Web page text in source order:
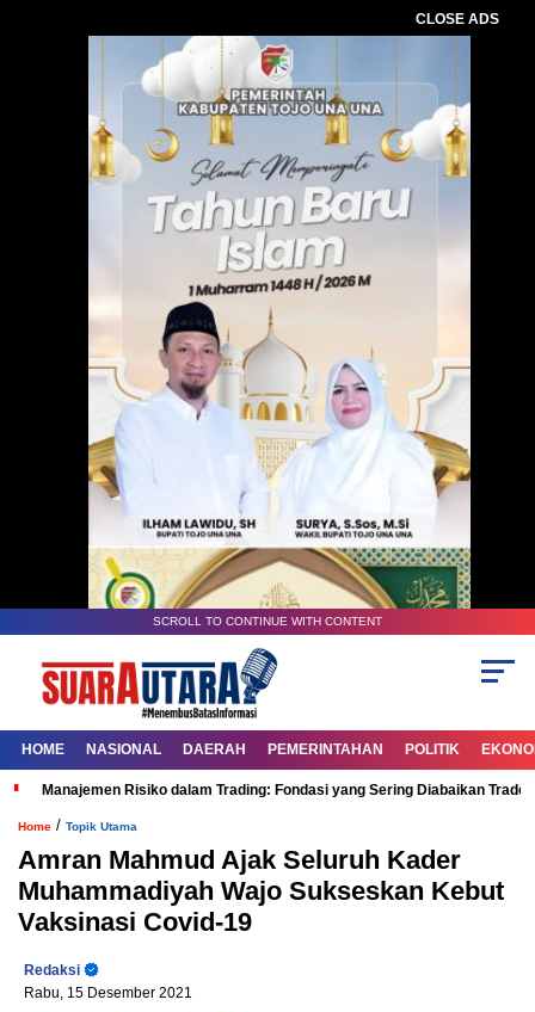
CLOSE ADS
SCROLL TO CONTINUE WITH CONTENT
HOME NASIONAL DAERAH PEMERINTAHAN POLITIK
Manajemen Risiko dalam Trading: Fondasi yang Sering Diabaikan
Home / Topik Utama
Amran Mahmud Ajak Seluruh Kader
Muhammadiyah Wajo Sukseskan Kebut
Vaksinasi Covid-19
Redaksi
Rabu, 15 Desember 2021